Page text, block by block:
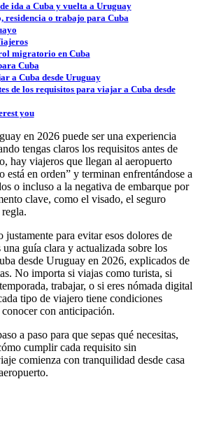
ida a Cuba y vuelta a Uruguay
residencia o trabajo para Cuba
migratorio en Cuba
Cuba
a Cuba desde Uruguay
de los requisitos para viajar a Cuba desde
you
en 2026 puede ser una experiencia
tengas claros los requisitos antes de
hay viajeros que llegan al aeropuerto
está en orden” y terminan enfrentándose a
o incluso a la negativa de embarque por
clave, como el visado, el seguro
justamente para evitar esos dolores de
guía clara y actualizada sobre los
desde Uruguay en 2026, explicados de
No importa si viajas como turista, si
trabajar, o si eres nómada digital
tipo de viajero tiene condiciones
con anticipación.
a paso para que sepas qué necesitas,
cumplir cada requisito sin
comienza con tranquilidad desde casa